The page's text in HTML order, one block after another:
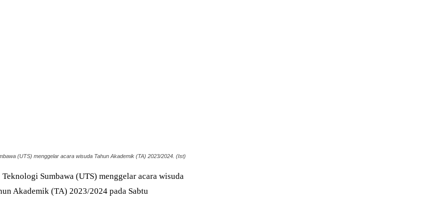
(UTS) menggelar acara wisuda Tahun Akademik (TA) 2023/2024. (Ist)
Sumbawa (UTS) menggelar acara wisuda
Akademik (TA) 2023/2024 pada Sabtu